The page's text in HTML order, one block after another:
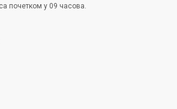
почетком у 09 часова.